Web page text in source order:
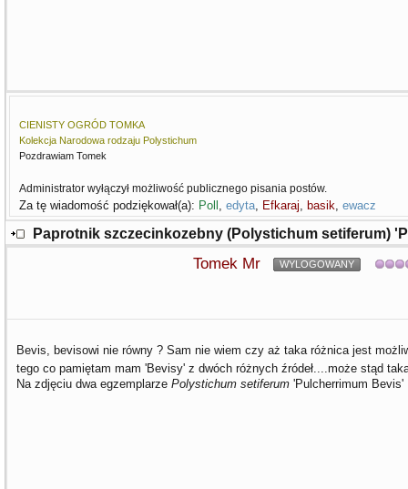
CIENISTY OGRÓD TOMKA
Kolekcja Narodowa rodzaju Polystichum
Pozdrawiam Tomek
Administrator wyłączył możliwość publicznego pisania postów.
Za tę wiadomość podziękował(a): Poll , edyta, Efkaraj, basik, ewacz
Paprotnik szczecinkozebny (Polystichum setiferum)
Tomek Mr WYLOGOWANY
Bevis, bevisowi nie równy ? Sam nie wiem czy aż taka różnica jest
tego co pamiętam mam 'Bevisy' z dwóch różnych źródeł....może stąd
Na zdjęciu dwa egzemplarze Polystichum setiferum 'Pulcherrimum Bevis'